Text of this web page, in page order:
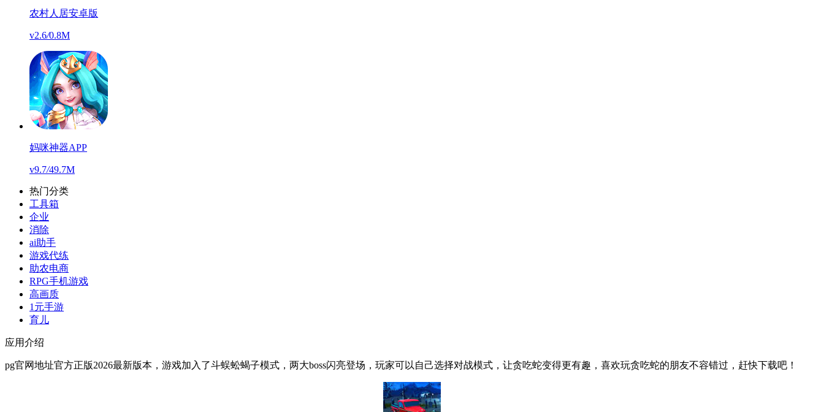
农村人居安卓版
v2.6/0.8M
妈咪神器APP
v9.7/49.7M
热门分类
工具箱
企业
消除
ai助手
游戏代练
助农电商
RPG手机游戏
高画质
1元手游
育儿
应用介绍
pg官网地址官方正版2026最新版本，游戏加入了斗蜈蚣蝎子模式，两大boss闪亮登场，玩家可以自己选择对战模式，让贪吃蛇变得更有趣，喜欢玩贪吃蛇的朋友不容错过，赶快下载吧！